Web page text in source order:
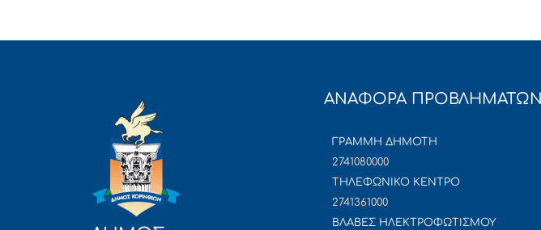
ΑΝΑΦΟΡΑ ΠΡΟΒΛΗΜΑΤΩΝ
ΓΡΑΜΜΗ ΔΗΜΟΤΗ
2741080000
ΤΗΛΕΦΩΝΙΚΟ ΚΕΝΤΡΟ
2741361000
ΒΛΑΒΕΣ ΗΛΕΚΤΡΟΦΩΤΙΣΜΟΥ